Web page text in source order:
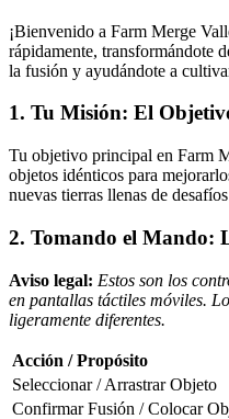
¡Bienvenido a Farm Merge
rápidamente, transformándote
la fusión y ayudándote a
1. Tu Misión: El
Tu objetivo principal en Farm
objetos idénticos para
nuevas tierras llenas de
2. Tomando el Mando:
Aviso legal: Estos son los
en pantallas táctiles móviles.
ligeramente diferentes.
Acción / Propósito
Seleccionar / Arrastrar Objeto
Confirmar Fusión / Colocar